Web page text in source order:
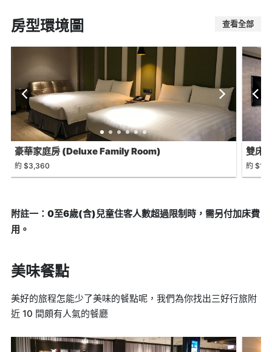
房型環境圖 查看全部
豪華家庭房 (Deluxe Family Room)
約 $3,360
雙床
約
附註一：0至6歲(含)兒童住客人數超過限制時，需另付加床費
用。
美味餐點
美好的旅程怎能少了美味的餐點呢，我們為你找出三好行旅附
近 10 間頗有人氣的餐廳